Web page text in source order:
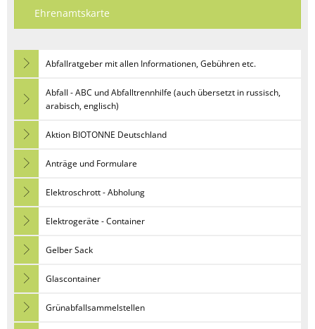
Ehrenamtskarte
Abfallratgeber mit allen Informationen, Gebühren etc.
Abfall - ABC und Abfalltrennhilfe (auch übersetzt in russisch,
arabisch, englisch)
Aktion BIOTONNE Deutschland
Anträge und Formulare
Elektroschrott - Abholung
Elektrogeräte - Container
Gelber Sack
Glascontainer
Grünabfallsammelstellen